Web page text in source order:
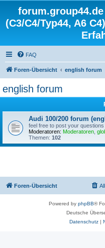
(C3/C4/Typ44, A6
FAQ
Foren-Übersicht english forum
english forum
Audi 100/200 forum
feel free to post your
Moderatoren: Moderatoren
Themen: 102
Foren-Übersicht
Powered by phpBB®
Deutsche
Datenschutz|